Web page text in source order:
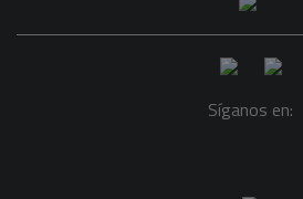
Síganos en: